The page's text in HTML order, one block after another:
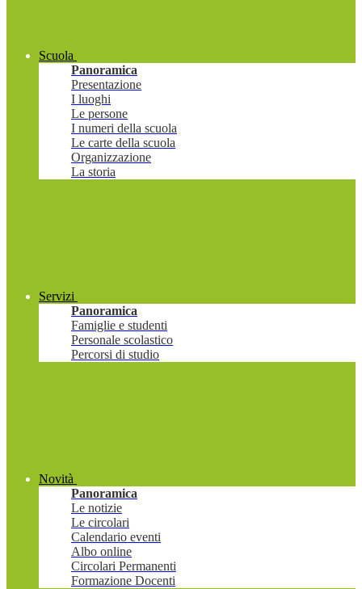
Scuola
Panoramica
Presentazione
I luoghi
Le persone
I numeri della scuola
Le carte della scuola
Organizzazione
La storia
Servizi
Panoramica
Famiglie e studenti
Personale scolastico
Percorsi di studio
Novità
Panoramica
Le notizie
Le circolari
Calendario eventi
Albo online
Circolari Permanenti
Formazione Docenti